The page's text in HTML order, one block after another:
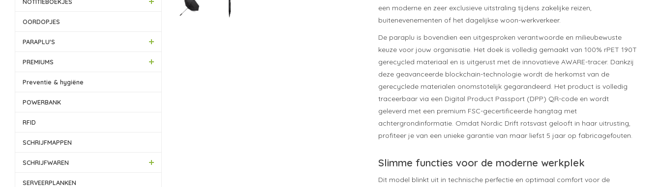
OORDOPJES
PARAPLU'S
PREMIUMS
Preventie & hygiëne
POWERBANK
RFID
SCHRIJFMAPPEN
SCHRIJFWAREN
SERVEERPLANKEN
een moderne en zeer exclusieve uitstraling tijdens zakelijke reizen,
buitenevenementen of het dagelijkse woon-werkverkeer.
De paraplu is bovendien een uitgesproken verantwoorde en milieubewuste
keuze voor jouw organisatie. Het doek is volledig gemaakt van 100% rPET 190T
gerecycled materiaal en is uitgerust met de innovatieve AWARE-tracer. Dankzij
deze geavanceerde blockchain-technologie wordt de herkomst van de
gerecyclede materialen onomstotelijk gegarandeerd. Het product is volledig
traceerbaar via een Digital Product Passport (DPP) QR-code en wordt
geleverd met een premium FSC-gecertificeerde hangtag met
achtergrondinformatie. Omdat Nordic Drift rotsvast gelooft in haar uitrusting,
profiteer je van een unieke garantie van maar liefst 5 jaar op fabricagefouten.
Slimme functies voor de moderne werkplek
Dit model blinkt uit in technische perfectie en optimaal comfort voor de